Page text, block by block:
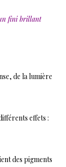
fini brillant
de la lumière
effets :
des pigments